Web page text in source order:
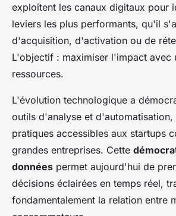
exploitent les canaux digitaux pour
leviers les plus performants, qu'il
d'acquisition, d'activation ou de
L'objectif : maximiser l'impact avec
ressources.
L'évolution technologique a
outils d'analyse et d'automatisation,
pratiques accessibles aux startups
grandes entreprises. Cette
données permet aujourd'hui de
décisions éclairées en temps réel,
fondamentalement la relation entre